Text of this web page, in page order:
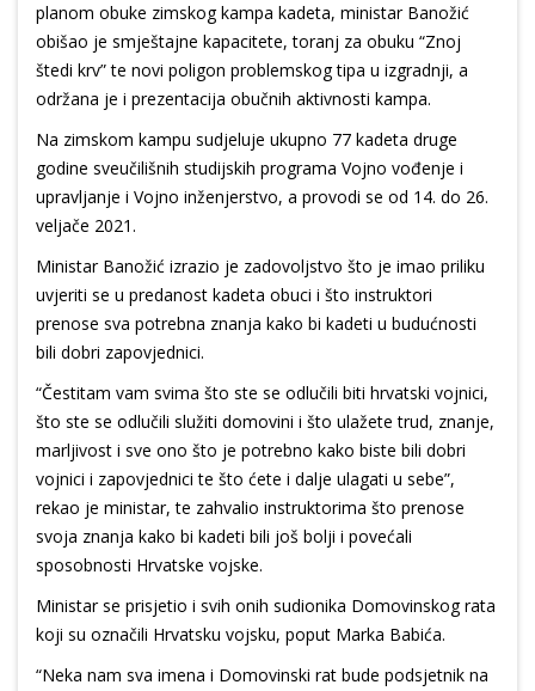
planom obuke zimskog kampa kadeta, ministar Banožić
obišao je smještajne kapacitete, toranj za obuku “Znoj
štedi krv” te novi poligon problemskog tipa u izgradnji, a
održana je i prezentacija obučnih aktivnosti kampa.
Na zimskom kampu sudjeluje ukupno 77 kadeta druge
godine sveučilišnih studijskih programa Vojno vođenje i
upravljanje i Vojno inženjerstvo, a provodi se od 14. do 26.
veljače 2021.
Ministar Banožić izrazio je zadovoljstvo što je imao priliku
uvjeriti se u predanost kadeta obuci i što instruktori
prenose sva potrebna znanja kako bi kadeti u budućnosti
bili dobri zapovjednici.
“Čestitam vam svima što ste se odlučili biti hrvatski vojnici,
što ste se odlučili služiti domovini i što ulažete trud, znanje,
marljivost i sve ono što je potrebno kako biste bili dobri
vojnici i zapovjednici te što ćete i dalje ulagati u sebe”,
rekao je ministar, te zahvalio instruktorima što prenose
svoja znanja kako bi kadeti bili još bolji i povećali
sposobnosti Hrvatske vojske.
Ministar se prisjetio i svih onih sudionika Domovinskog rata
koji su označili Hrvatsku vojsku, poput Marka Babića.
“Neka nam sva imena i Domovinski rat bude podsjetnik na